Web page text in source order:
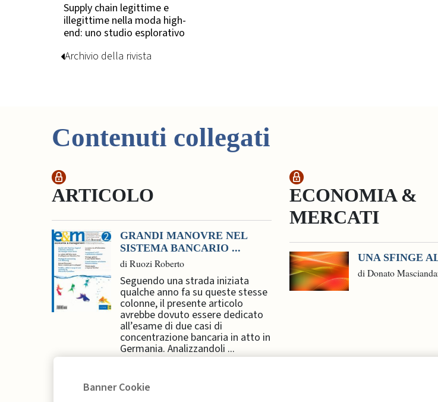
Supply chain legittime e
illegittime nella moda high-
end: uno studio esplorativo
Archivio della rivista
Contenuti collegati
ARTICOLO
GRANDI MANOVRE NEL
SISTEMA BANCARIO ...
di Ruozi Roberto
Seguendo una strada iniziata
qualche anno fa su queste stesse
colonne, il presente articolo
avrebbe dovuto essere dedicato
all’esame di due casi di
concentrazione bancaria in atto in
Germania. Analizzandoli ...
ECONOMIA &
MERCATI
UNA SFINGE
di Donato
Banner Cookie